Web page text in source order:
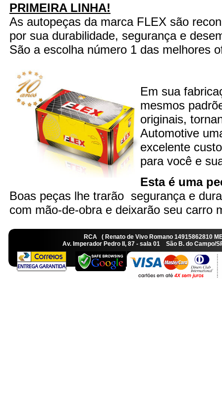
PRIMEIRA LINHA!
As autopeças da marca FLEX são
por sua durabilidade, segurança e
São a escolha número 1 das melhores
Em sua
mesmos
originais,
Automotive
excelente
para você e
Esta é uma
Boas peças lhe trarão segurança e
com mão-de-obra e deixarão seu carro
RCA ( Renato de Vivo Romano
Av. Imperador Pedro II, 87 - sala 01 São B. do